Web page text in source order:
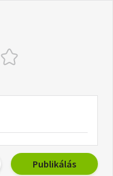
Publikálás